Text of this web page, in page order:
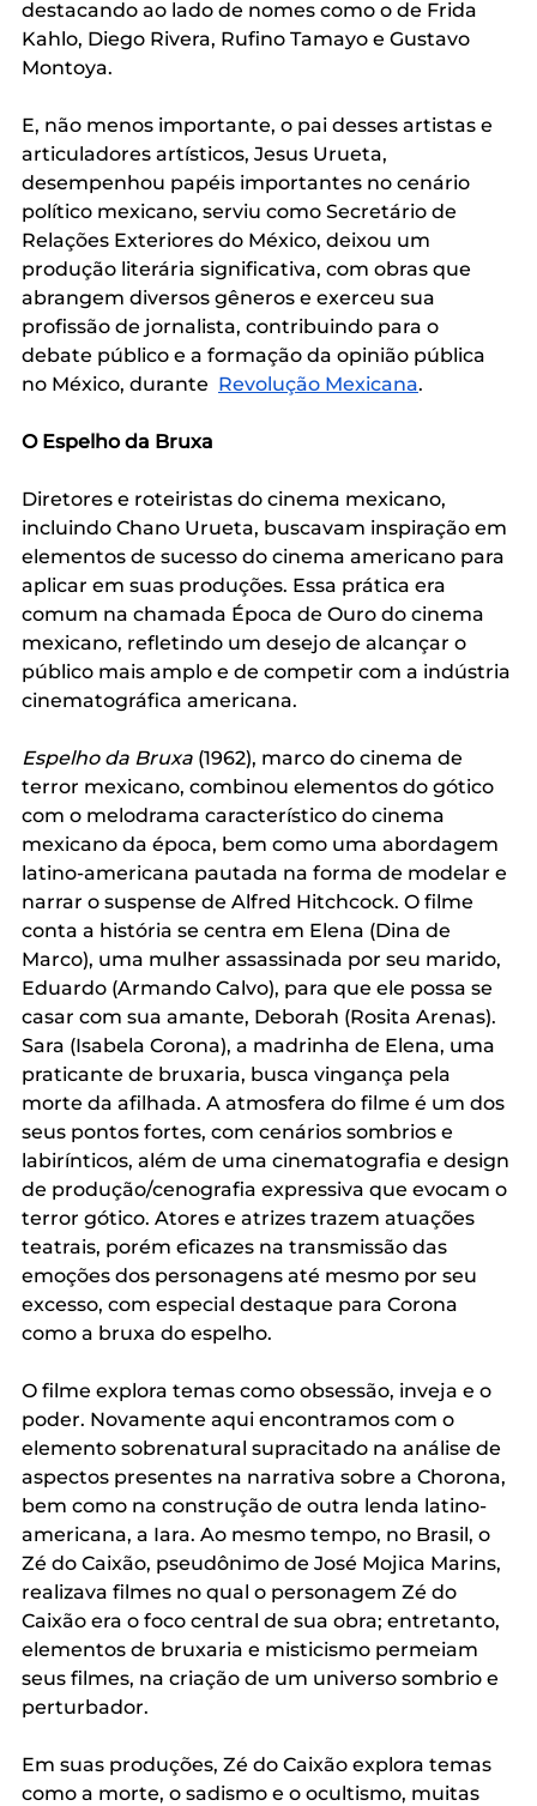
destacando ao lado de nomes como o de Frida
Kahlo, Diego Rivera, Rufino Tamayo e Gustavo
Montoya.
E, não menos importante, o pai desses artistas e
articuladores artísticos, Jesus Urueta,
desempenhou papéis importantes no cenário
político mexicano, serviu como Secretário de
Relações Exteriores do México, deixou um
produção literária significativa, com obras que
abrangem diversos gêneros e exerceu sua
profissão de jornalista, contribuindo para o
debate público e a formação da opinião pública
no México, durante Revolução Mexicana.
O Espelho da Bruxa
Diretores e roteiristas do cinema mexicano,
incluindo Chano Urueta, buscavam inspiração em
elementos de sucesso do cinema americano para
aplicar em suas produções. Essa prática era
comum na chamada Época de Ouro do cinema
mexicano, refletindo um desejo de alcançar o
público mais amplo e de competir com a indústria
cinematográfica americana.
Espelho da Bruxa (1962), marco do cinema de
terror mexicano, combinou elementos do gótico
com o melodrama característico do cinema
mexicano da época, bem como uma abordagem
latino-americana pautada na forma de modelar e
narrar o suspense de Alfred Hitchcock. O filme
conta a história se centra em Elena (Dina de
Marco), uma mulher assassinada por seu marido,
Eduardo (Armando Calvo), para que ele possa se
casar com sua amante, Deborah (Rosita Arenas).
Sara (Isabela Corona), a madrinha de Elena, uma
praticante de bruxaria, busca vingança pela
morte da afilhada. A atmosfera do filme é um dos
seus pontos fortes, com cenários sombrios e
labirínticos, além de uma cinematografia e design
de produção/cenografia expressiva que evocam o
terror gótico. Atores e atrizes trazem atuações
teatrais, porém eficazes na transmissão das
emoções dos personagens até mesmo por seu
excesso, com especial destaque para Corona
como a bruxa do espelho.
O filme explora temas como obsessão, inveja e o
poder. Novamente aqui encontramos com o
elemento sobrenatural supracitado na análise de
aspectos presentes na narrativa sobre a Chorona,
bem como na construção de outra lenda latino-
americana, a Iara. Ao mesmo tempo, no Brasil, o
Zé do Caixão, pseudônimo de José Mojica Marins,
realizava filmes no qual o personagem Zé do
Caixão era o foco central de sua obra; entretanto,
elementos de bruxaria e misticismo permeiam
seus filmes, na criação de um universo sombrio e
perturbador.
Em suas produções, Zé do Caixão explora temas
como a morte, o sadismo e o ocultismo, muitas